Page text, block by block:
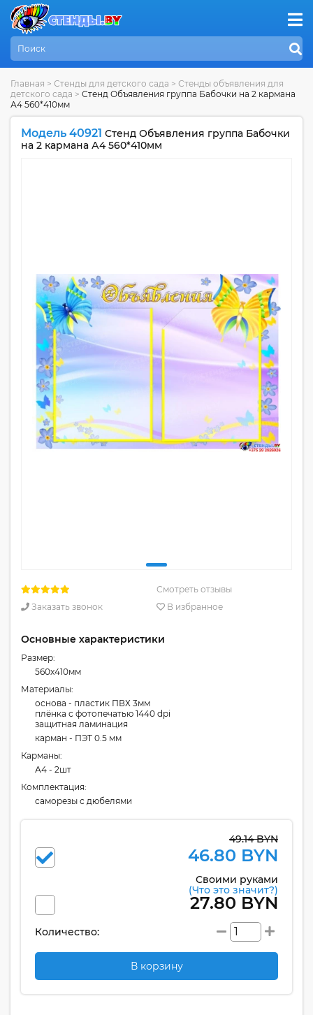
Главная > Стенды для детского сада > Стенды объявления для
детского сада > Стенд Объявления группа Бабочки на 2 кармана
А4 560*410мм
Модель 40921 Стенд Объявления группа Бабочки
на 2 кармана А4 560*410мм
Смотреть отзывы
Заказать звонок
В избранное
Основные характеристики
Размер:
560x410мм
Материалы:
основа - пластик ПВХ 3мм
плёнка с фотопечатью 1440 dpi
защитная ламинация
карман - ПЭТ 0.5 мм
Карманы:
А4 - 2шт
Комплектация:
cаморезы с дюбелями
49.14 BYN
46.80 BYN
Своими руками
(Что это значит?)
27.80 BYN
Количество:
В корзину